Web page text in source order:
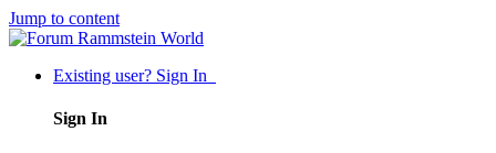
Jump to content
Existing user? Sign In
Sign In